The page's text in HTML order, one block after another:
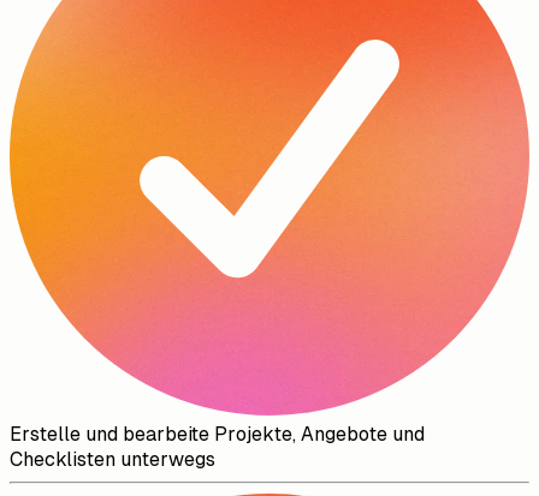
Erstelle und bearbeite Projekte, Angebote und
Checklisten unterwegs